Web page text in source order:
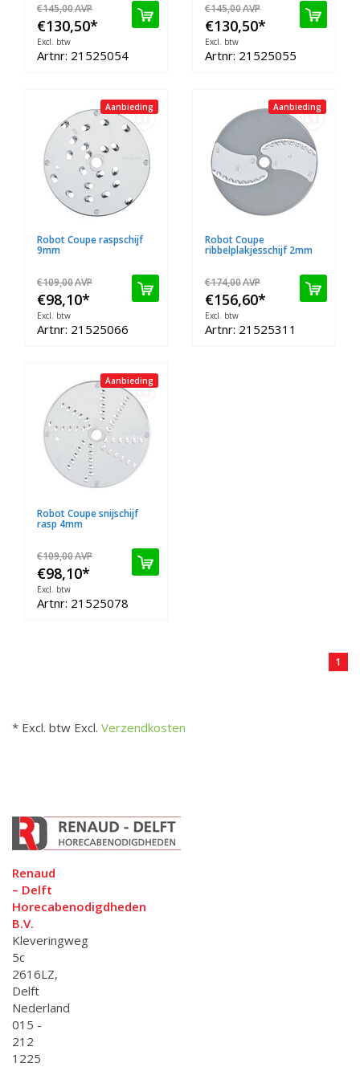
€145,00AVP
€130,50*
Excl. btw
Artnr: 21525054
€145,00AVP
€130,50*
Excl. btw
Artnr: 21525055
Aanbieding
Robot Coupe raspschijf
9mm
€109,00AVP
€98,10*
Excl. btw
Artnr: 21525066
Aanbieding
Robot Coupe
ribbelplakjesschijf 2mm
€174,00AVP
€156,60*
Excl. btw
Artnr: 21525311
Aanbieding
Robot Coupe snijschijf
rasp 4mm
€109,00AVP
€98,10*
Excl. btw
Artnr: 21525078
1
* Excl. btw Excl. Verzendkosten
Renaud
– Delft
Horecabenodigdheden
B.V.
Kleveringweg
5c
2616LZ,
Delft
Nederland
015 -
212
1225